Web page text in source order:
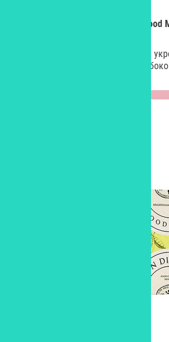
Освежающая маска для лица Food
Освежающая маска с лимоном и
сети магазинов «Подружка»,